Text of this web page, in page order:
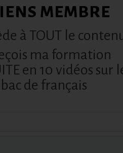
MEMBRE
à TOUT le
ma formation
en 10 vidéos sur
bac de français